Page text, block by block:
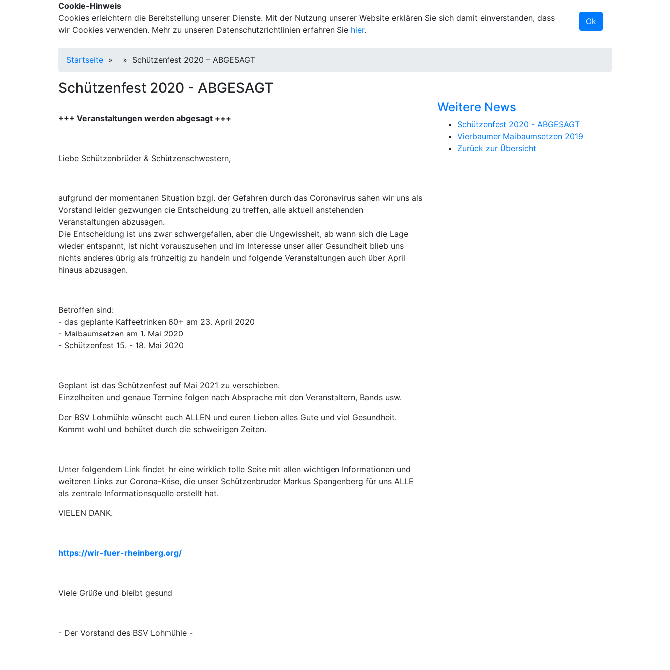
Cookie-Hinweis
Cookies erleichtern die Bereitstellung unserer Dienste. Mit der Nutzung unserer Website erklären Sie sich damit einverstanden, dass
wir Cookies verwenden. Mehr zu unseren Datenschutzrichtlinien erfahren Sie hier.
Ok
Startseite » » Schützenfest 2020 – ABGESAGT
Schützenfest 2020 - ABGESAGT
+++ Veranstaltungen werden abgesagt +++
Liebe Schützenbrüder & Schützenschwestern,
aufgrund der momentanen Situation bzgl. der Gefahren durch das Coronavirus sahen wir uns als
Vorstand leider gezwungen die Entscheidung zu treffen, alle aktuell anstehenden
Veranstaltungen abzusagen.
Die Entscheidung ist uns zwar schwergefallen, aber die Ungewissheit, ab wann sich die Lage
wieder entspannt, ist nicht vorauszusehen und im Interesse unser aller Gesundheit blieb uns
nichts anderes übrig als frühzeitig zu handeln und folgende Veranstaltungen auch über April
hinaus abzusagen.
Betroffen sind:
- das geplante Kaffeetrinken 60+ am 23. April 2020
- Maibaumsetzen am 1. Mai 2020
- Schützenfest 15. - 18. Mai 2020
Geplant ist das Schützenfest auf Mai 2021 zu verschieben.
Einzelheiten und genaue Termine folgen nach Absprache mit den Veranstaltern, Bands usw.
Der BSV Lohmühle wünscht euch ALLEN und euren Lieben alles Gute und viel Gesundheit.
Kommt wohl und behütet durch die schweirigen Zeiten.
Unter folgendem Link findet ihr eine wirklich tolle Seite mit allen wichtigen Informationen und
weiteren Links zur Corona-Krise, die unser Schützenbruder Markus Spangenberg für uns ALLE
als zentrale Informationsquelle erstellt hat.
VIELEN DANK.
https://wir-fuer-rheinberg.org/
Viele Grüße und bleibt gesund
- Der Vorstand des BSV Lohmühle -
Weitere News
Schützenfest 2020 - ABGESAGT
Vierbaumer Maibaumsetzen 2019
Zurück zur Übersicht